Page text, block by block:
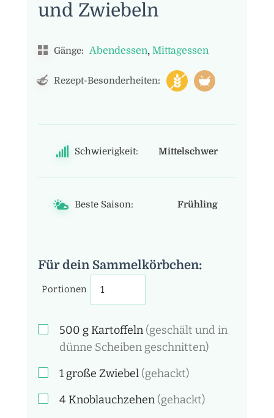
und Zwiebeln
Gänge: Abendessen, Mittagessen
Rezept-Besonderheiten:
Schwierigkeit: Mittelschwer
Beste Saison: Frühling
Für dein Sammelkörbchen:
Portionen
500 g Kartoffeln (geschält und in
dünne Scheiben geschnitten)
1 große Zwiebel (gehackt)
4 Knoblauchzehen (gehackt)